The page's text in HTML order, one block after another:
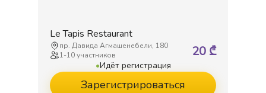
Le Tapis Restaurant
пр. Давида Агмашенебели, 180
1-10участников 20 ₾
•Идёт регистрация
Зарегистрироваться